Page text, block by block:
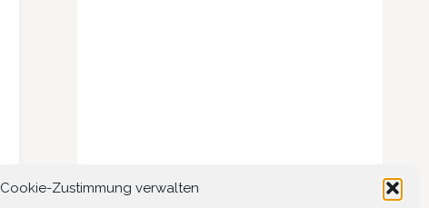
Cookie-Zustimmung verwalten